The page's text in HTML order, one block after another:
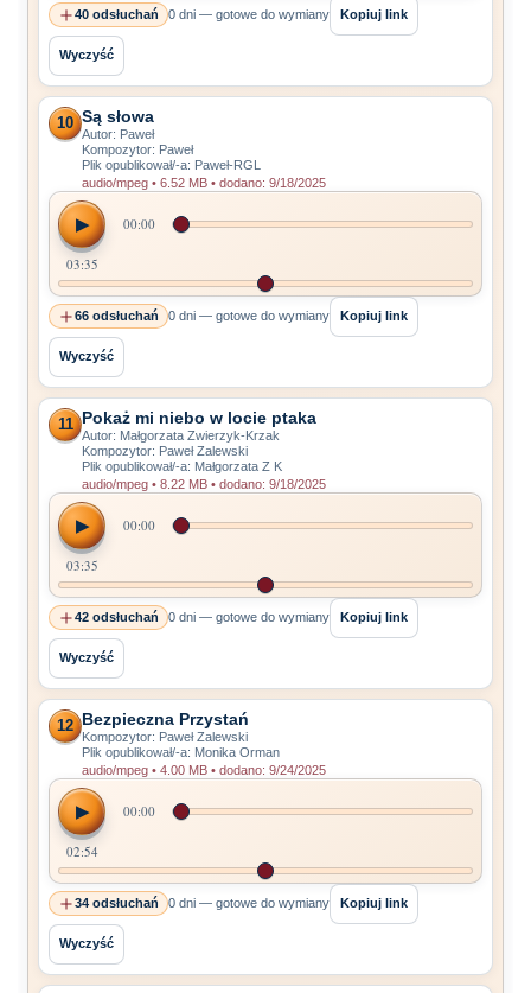
40 odsłuchań 0 dni — gotowe do wymiany Kopiuj link
Wyczyść
10 Są słowa
Autor: Paweł
Kompozytor: Paweł
Plik opublikował/-a: Paweł-RGL
audio/mpeg • 6.52 MB • dodano: 9/18/2025
▶ 00:00
03:35
66 odsłuchań 0 dni — gotowe do wymiany Kopiuj link
Wyczyść
11 Pokaż mi niebo w locie ptaka
Autor: Małgorzata Zwierzyk-Krzak
Kompozytor: Paweł Zalewski
Plik opublikował/-a: Małgorzata Z K
audio/mpeg • 8.22 MB • dodano: 9/18/2025
▶ 00:00
03:35
42 odsłuchań 0 dni — gotowe do wymiany Kopiuj link
Wyczyść
12 Bezpieczna Przystań
Kompozytor: Paweł Zalewski
Plik opublikował/-a: Monika Orman
audio/mpeg • 4.00 MB • dodano: 9/24/2025
▶ 00:00
02:54
34 odsłuchań 0 dni — gotowe do wymiany Kopiuj link
Wyczyść